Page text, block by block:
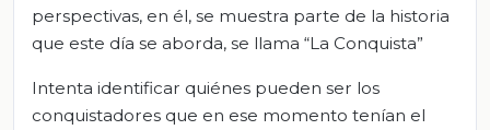
perspectivas, en él, se muestra parte de la historia
que este día se aborda, se llama “La Conquista”
Intenta identificar quiénes pueden ser los
conquistadores que en ese momento tenían el